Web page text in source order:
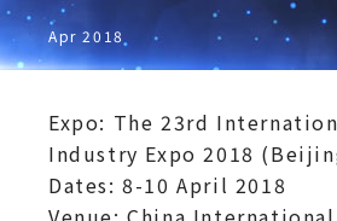
Apr 2018
Expo: The 23rd
Industry Expo 2018
Dates: 8-10 April 2018